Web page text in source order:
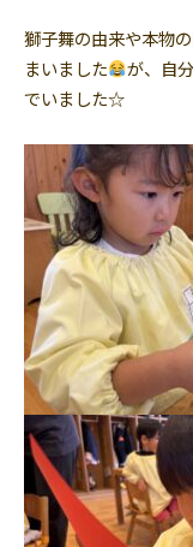
獅子舞の由来や本物
まいました
が、自
でいました☆